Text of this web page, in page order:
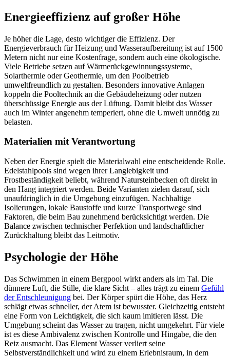
Energieeffizienz auf großer Höhe
Je höher die Lage, desto wichtiger die Effizienz. Der
Energieverbrauch für Heizung und Wasseraufbereitung ist auf 1500
Metern nicht nur eine Kostenfrage, sondern auch eine ökologische.
Viele Betriebe setzen auf Wärmerückgewinnungssysteme,
Solarthermie oder Geothermie, um den Poolbetrieb
umweltfreundlich zu gestalten. Besonders innovative Anlagen
koppeln die Pooltechnik an die Gebäudeheizung oder nutzen
überschüssige Energie aus der Lüftung. Damit bleibt das Wasser
auch im Winter angenehm temperiert, ohne die Umwelt unnötig zu
belasten.
Materialien mit Verantwortung
Neben der Energie spielt die Materialwahl eine entscheidende Rolle.
Edelstahlpools sind wegen ihrer Langlebigkeit und
Frostbeständigkeit beliebt, während Natursteinbecken oft direkt in
den Hang integriert werden. Beide Varianten zielen darauf, sich
unaufdringlich in die Umgebung einzufügen. Nachhaltige
Isolierungen, lokale Baustoffe und kurze Transportwege sind
Faktoren, die beim Bau zunehmend berücksichtigt werden. Die
Balance zwischen technischer Perfektion und landschaftlicher
Zurückhaltung bleibt das Leitmotiv.
Psychologie der Höhe
Das Schwimmen in einem Bergpool wirkt anders als im Tal. Die
dünnere Luft, die Stille, die klare Sicht – alles trägt zu einem Gefühl
der Entschleunigung bei. Der Körper spürt die Höhe, das Herz
schlägt etwas schneller, der Atem ist bewusster. Gleichzeitig entsteht
eine Form von Leichtigkeit, die sich kaum imitieren lässt. Die
Umgebung scheint das Wasser zu tragen, nicht umgekehrt. Für viele
ist es diese Ambivalenz zwischen Kontrolle und Hingabe, die den
Reiz ausmacht. Das Element Wasser verliert seine
Selbstverständlichkeit und wird zu einem Erlebnisraum, in dem